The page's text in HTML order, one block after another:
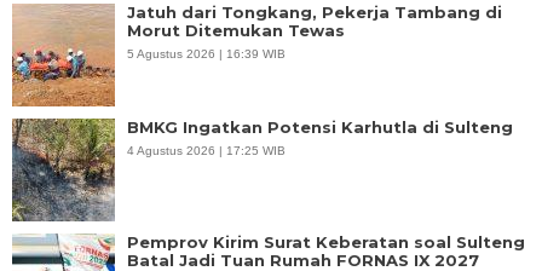
Jatuh dari Tongkang, Pekerja Tambang di
Morut Ditemukan Tewas
5 Agustus 2026 | 16:39 WIB
BMKG Ingatkan Potensi Karhutla di Sulteng
4 Agustus 2026 | 17:25 WIB
Pemprov Kirim Surat Keberatan soal Sulteng
Batal Jadi Tuan Rumah FORNAS IX 2027